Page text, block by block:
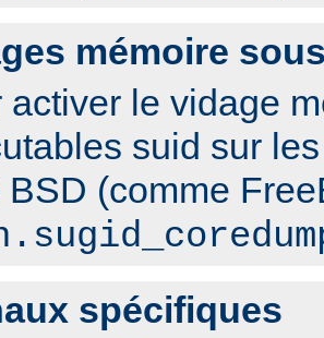
mémoire
activer le vidage
suid sur
BSD (comme
spécifiques